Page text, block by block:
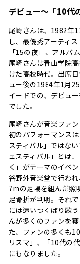
デビュー～「10代
尾崎さんは、1982年
し、最優秀アーティ
「15の夜」、アルバ
尾崎さんは青山学院
けた高校時代。出席
ュー後の1984年1月
イードでの、デビュ
でした。
尾崎さんが音楽ファ
初のパフォーマンス
スティバル」ではな
ェスティバル」とは
く」がテーマのイベ
谷野外音楽堂で行わ
7mの足場を組んだ照
足骨折が判明。それ
には這いつくばり歌
んが多くのファンを
た、ファンの多くも
リスマ」、「10代の
にもなりました。